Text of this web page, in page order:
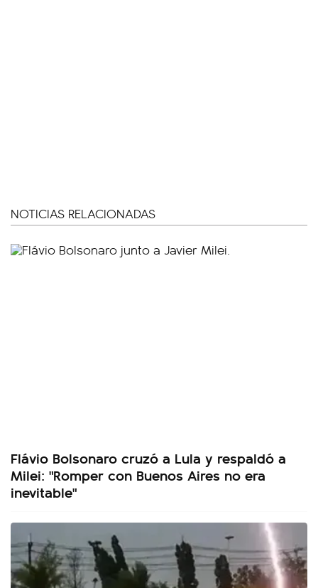
NOTICIAS RELACIONADAS
Flávio Bolsonaro cruzó a Lula y respaldó a
Milei: "Romper con Buenos Aires no era
inevitable"